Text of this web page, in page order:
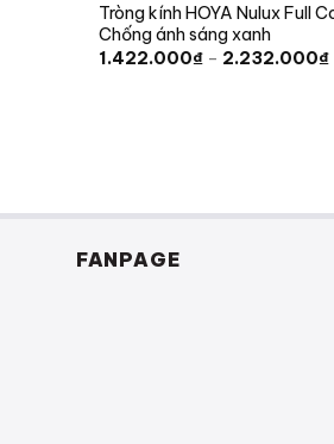
Tròng kính HOYA Nulux Full
Chống ánh sáng xanh
1.422.000₫ – 2.232.000₫
FANPAGE